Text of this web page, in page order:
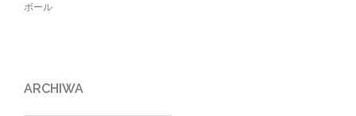
ボール
ARCHIWA